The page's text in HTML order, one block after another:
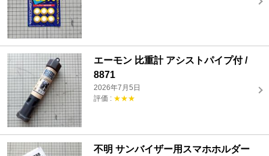
エーモン 比重計 アシストパイプ付 /
8871
2026年7月5日
評価 : ★★★
不明 サンバイザー用スマホホルダー